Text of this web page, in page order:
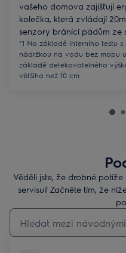
vašeho domova zajišťují
kolečka, která zvládají
senzory bránící pádům ze
*1 Na základě interního testu
nádržkou na vodu bez mopu
základě detekovatelného
většího než 10 cm
Věděli jste, že drobné
servisu? Začněte tím, že
Pro vyhledávání v článcích